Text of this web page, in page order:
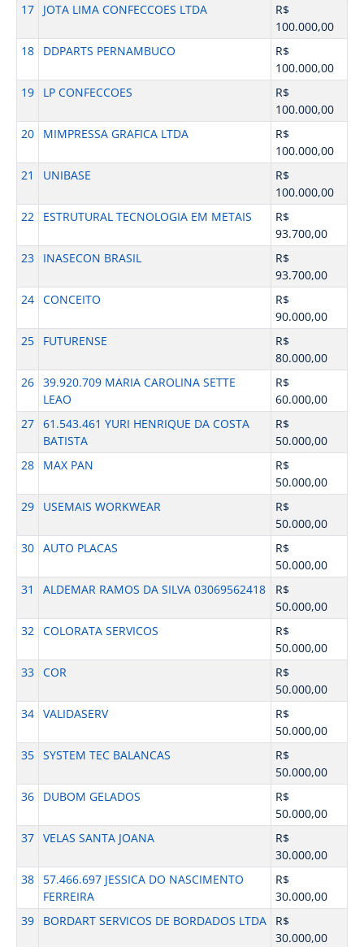
17
JOTA LIMA CONFECCOES LTDA
R$
100.000,00
18
DDPARTS PERNAMBUCO
R$
100.000,00
19
LP CONFECCOES
R$
100.000,00
20
MIMPRESSA GRAFICA LTDA
R$
100.000,00
21
UNIBASE
R$
100.000,00
22
ESTRUTURAL TECNOLOGIA EM METAIS
R$
93.700,00
23
INASECON BRASIL
R$
93.700,00
24 CONCEITO
R$
90.000,00
25
FUTURENSE
R$
80.000,00
26 39.920.709 MARIA CAROLINA SETTE
LEAO
R$
60.000,00
27 61.543.461 YURI HENRIQUE DA COSTA
BATISTA
R$
50.000,00
28
MAX PAN
R$
50.000,00
29
USEMAIS WORKWEAR
R$
50.000,00
30 AUTO PLACAS
R$
50.000,00
31
ALDEMAR RAMOS DA SILVA 03069562418
R$
50.000,00
32 COLORATA SERVICOS
R$
50.000,00
33 COR
R$
50.000,00
34 VALIDASERV
R$
50.000,00
35 SYSTEM TEC BALANCAS
R$
50.000,00
36
DUBOM GELADOS
R$
50.000,00
37 VELAS SANTA JOANA
R$
30.000,00
38
57.466.697 JESSICA DO NASCIMENTO
FERREIRA
R$
30.000,00
39
BORDART SERVICOS DE BORDADOS LTDA
R$
30.000,00